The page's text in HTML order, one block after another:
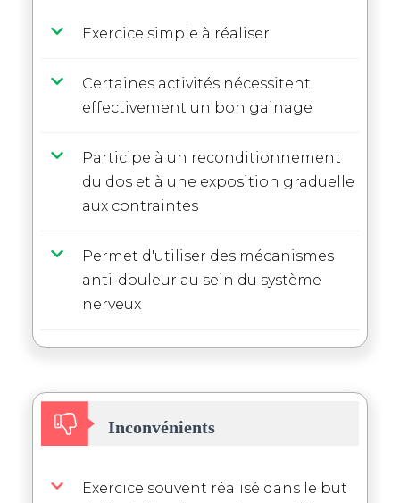
Exercice simple à réaliser
Certaines activités nécessitent
effectivement un bon gainage
Participe à un reconditionnement
du dos et à une exposition graduelle
aux contraintes
Permet d'utiliser des mécanismes
anti-douleur au sein du système
nerveux
Inconvénients
Exercice souvent réalisé dans le but